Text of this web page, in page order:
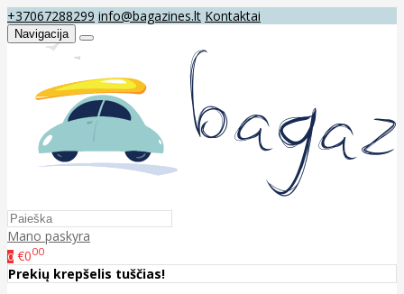
+37067288299 info@bagazines.lt Kontaktai
Navigacija
Mano paskyra
0 €000
Prekių krepšelis tuščias!